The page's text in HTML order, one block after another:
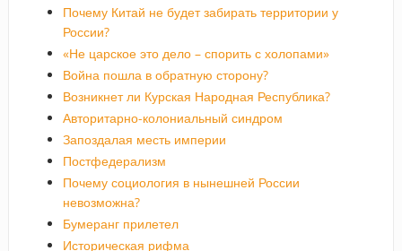
Почему Китай не будет забирать территории у
России?
«Не царское это дело – спорить с холопами»
Война пошла в обратную сторону?
Возникнет ли Курская Народная Республика?
Авторитарно-колониальный синдром
Запоздалая месть империи
Постфедерализм
Почему социология в нынешней России
невозможна?
Бумеранг прилетел
Историческая рифма